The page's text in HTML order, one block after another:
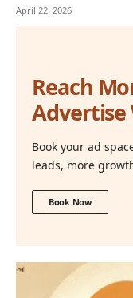
April 22, 2026
Reach
Advertise
Book your ad
leads, more
Book Now